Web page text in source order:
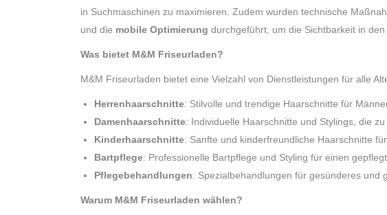
in Suchmaschinen zu maximieren. Zudem wurden technische
und die mobile Optimierung durchgeführt, um die Sichtbarkeit in
Was bietet M&M Friseurladen?
M&M Friseurladen bietet eine Vielzahl von Dienstleistungen für alle
Herrenhaarschnitte: Stilvolle und trendige Haarschnitte für
Damenhaarschnitte: Individuelle Haarschnitte und Stylings, die zu
Kinderhaarschnitte: Sanfte und kinderfreundliche Haarschnitte für
Bartpflege: Professionelle Bartpflege und Styling für einen
Pflegebehandlungen: Spezialbehandlungen für gesünderes und
Warum M&M Friseurladen wählen?